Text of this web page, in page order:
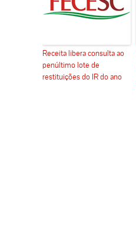
Receita libera consulta ao
penúltimo lote de
restituições do IR do ano